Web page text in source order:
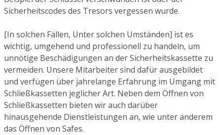
Sicherheitscodes des Tresors vergessen wurde.
[In solchen Fällen, Unter solchen Umständen] ist es
wichtig, umgehend und professionell zu handeln, um
unnötige Beschädigungen an der Sicherheitskassette zu
vermeiden. Unsere Mitarbeiter sind dafür ausgebildet
und verfügen über jahrelange Erfahrung im Umgang mit
Schließkassetten jeglicher Art. Neben dem Öffnen von
Schließkassetten bieten wir auch darüber
hinausgehende Dienstleistungen an, wie unter anderem
das Öffnen von Safes.